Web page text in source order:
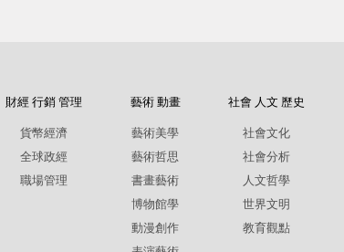
財經 行銷 管理
貨幣經濟
全球政經
職場管理
藝術 動畫
藝術美學
藝術哲思
書畫藝術
博物館學
動漫創作
社會 人文 歷史
社會文化
社會分析
人文哲學
世界文明
教育觀點